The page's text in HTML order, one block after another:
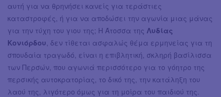
αυτή για να θρηνήσει κανείς για τεράστιες
καταστροφές, ή για να αποδώσει την αγωνία μιας μάνας
για την τύχη του γιου της; Η Άτοσσα της Λυδίας
Κονιόρδου , δεν τίθεται ασφαλώς θέμα ερμηνείας για τη
σπουδαία τραγωδό, είναι η επιβλητική, σκληρή βασίλισσα
των Περσών, που αγωνιά περισσότερο για το γόητρο της
περσικής αυτοκρατορίας, το δικό της, την κατάληξη του
λαού της, λιγότερο όμως για τη μοίρα του παιδιού της.